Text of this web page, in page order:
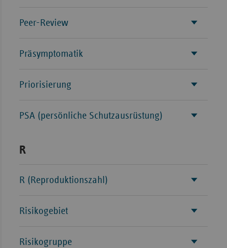
Peer-Review
Präsymptomatik
Priorisierung
PSA (persönliche Schutzausrüstung)
R
R (Reproduktionszahl)
Risikogebiet
Risikogruppe